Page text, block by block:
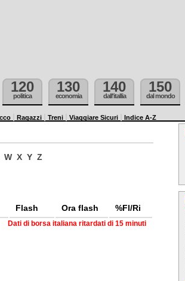
120
politica
130
economia
140
dall'itallia
150
dal mondo
Ragazzi Treni Viaggiare Sicuri Indice A-Z
W X Y Z
Flash Ora flash %Fl/Ri
Dati di borsa italiana ritardati di 15 minuti